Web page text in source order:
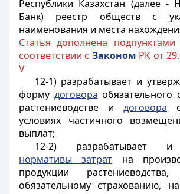
Республики Казахстан (далее -
Банк) реестр обществ с
наименования и места
Статья дополнена
соответствии с Законом РК от
V
12-1) разрабатывает и
форму договора обязательного
растениеводстве и договора
условиях частичного
выплат;
12-2) разрабатывает и
нормативы затрат на
продукции
обязательному страхованию,